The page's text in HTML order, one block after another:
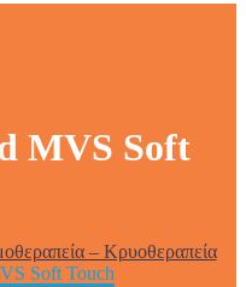
MVS Soft
– Κρυοθεραπεία
Soft Touch